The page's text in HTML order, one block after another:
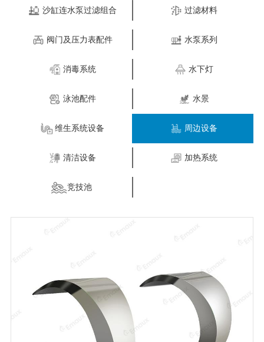
沙缸连水泵过滤组合 过滤材料
阀门及压力表配件 水泵系列
消毒系统 水下灯
泳池配件 水景
维生系统设备 周边设备
清洁设备 加热系统
竞技池